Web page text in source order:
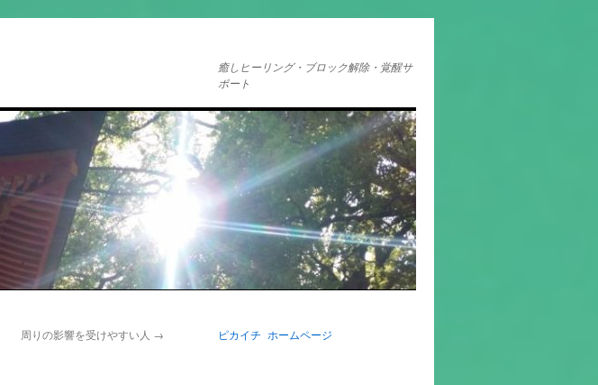
癒しヒーリング・ブロック解除・覚醒サ
ポート
周りの影響を受けやすい人 → ピカイチ ホームページ